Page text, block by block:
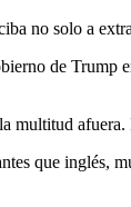
no solo a
de Trump
que inglés,